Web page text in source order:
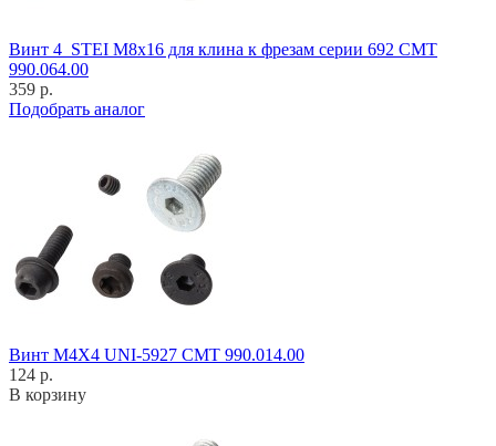
Винт 4_STEI M8x16 для клина к фрезам серии 692 CMT
990.064.00
359 р.
Подобрать аналог
Винт M4X4 UNI-5927 CMT 990.014.00
124 р.
В корзину